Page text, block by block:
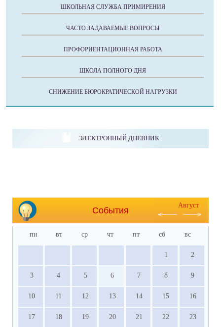
ШКОЛЬНАЯ СЛУЖБА ПРИМИРЕНИЯ
ЧАСТО ЗАДАВАЕМЫЕ ВОПРОСЫ
ПРОФОРИЕНТАЦИОННАЯ РАБОТА
ШКОЛА ПОЛНОГО ДНЯ
СНИЖЕНИЕ БЮРОКРАТИЧЕСКОЙ НАГРУЗКИ
ЭЛЕКТРОННЫЙ ДНЕВНИК
События
Август
пн вт ср чт пт сб вс
1 2
3 4 5 6 7 8 9
10 11 12 13 14 15 16
17 18 19 20 21 22 23